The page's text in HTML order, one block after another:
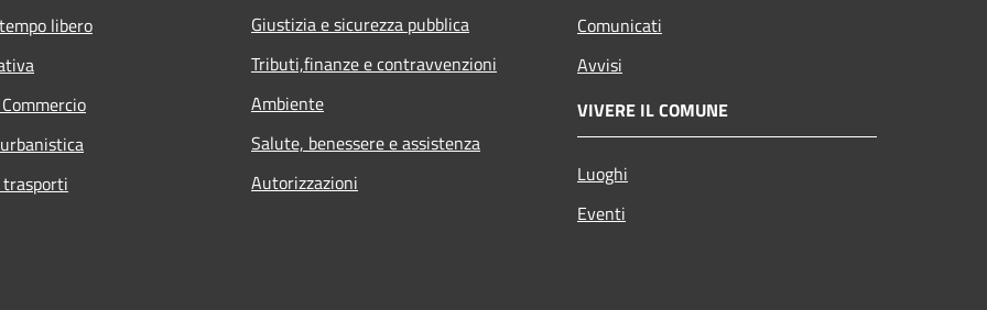
libero
Giustizia e sicurezza pubblica
Tributi,finanze e contravvenzioni
Ambiente
Salute, benessere e assistenza
Autorizzazioni
Comunicati
Avvisi
VIVERE IL COMUNE
Luoghi
Eventi